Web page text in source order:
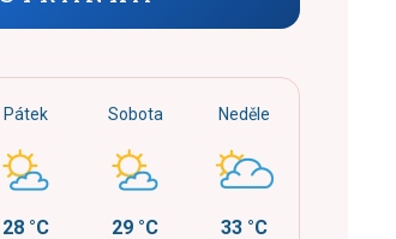
Pátek
28 °C
Sobota
29 °C
Neděle
33 °C